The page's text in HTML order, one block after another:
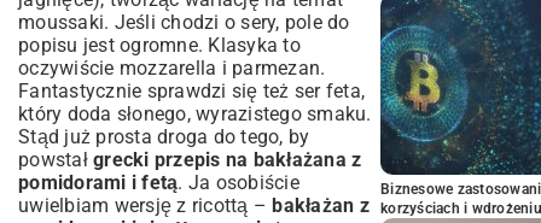
moussaki. Jeśli chodzi o sery, pole do
popisu jest ogromne. Klasyka to
oczywiście mozzarella i parmezan.
Fantastycznie sprawdzi się też ser feta,
który doda słonego, wyrazistego smaku.
Stąd już prosta droga do tego, by
powstał grecki przepis na bakłażana z
pomidorami i fetą. Ja osobiście
uwielbiam wersję z ricottą –bakłażan z
Biznesowe
korzyściach i wdrożeniu